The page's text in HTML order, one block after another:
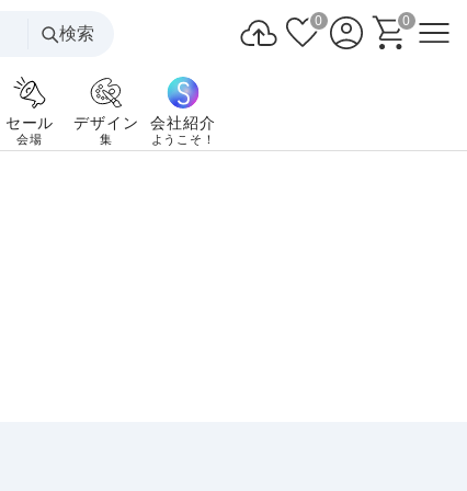
検索
0 0
セール
会場
デザイン
集
会社紹介
ようこそ！